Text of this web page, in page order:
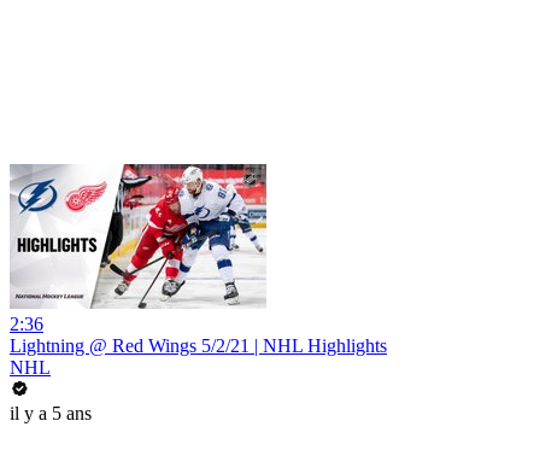
2:36
Lightning @ Red Wings 5/2/21 | NHL Highlights
NHL
il y a 5 ans